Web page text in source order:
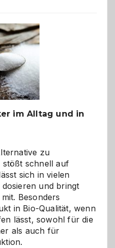
Freund
in
Gefahr
ist:
Brandschutz
für
Hunde
eigenen
im Alltag und in
zu
stößt schnell auf
sich in vielen
und bringt
Besonders
in Bio-Qualität, wenn
lässt, sowohl für die
als auch für